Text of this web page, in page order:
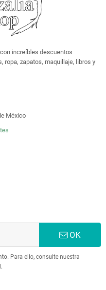
increíbles descuentos
ropa, zapatos, maquillaje, libros y
México
OK
Para ello, consulte nuestra